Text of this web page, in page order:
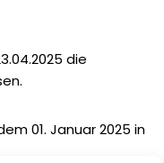
die
01. Januar 2025 in